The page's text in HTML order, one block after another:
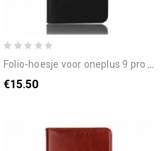
folio-hoesje voor oneplus 9 pro skin-touch
€15.50